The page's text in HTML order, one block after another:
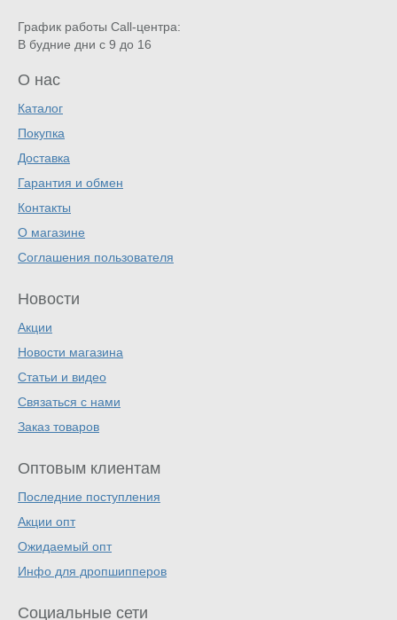
График работы Call-центра:
В будние дни с 9 до 16
О нас
Каталог
Покупка
Доставка
Гарантия и обмен
Контакты
О магазине
Соглашения пользователя
Новости
Акции
Новости магазина
Статьи и видео
Связаться с нами
Заказ товаров
Оптовым клиентам
Последние поступления
Акции опт
Ожидаемый опт
Инфо для дропшипперов
Социальные сети